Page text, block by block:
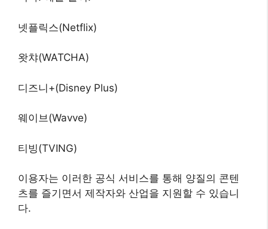
넷플릭스(Netflix)
왓챠(WATCHA)
디즈니+(Disney Plus)
웨이브(Wavve)
티빙(TVING)
이용자는 이러한 공식 서비스를 통해 양질의 콘텐
츠를 즐기면서 제작자와 산업을 지원할 수 있습니
다.